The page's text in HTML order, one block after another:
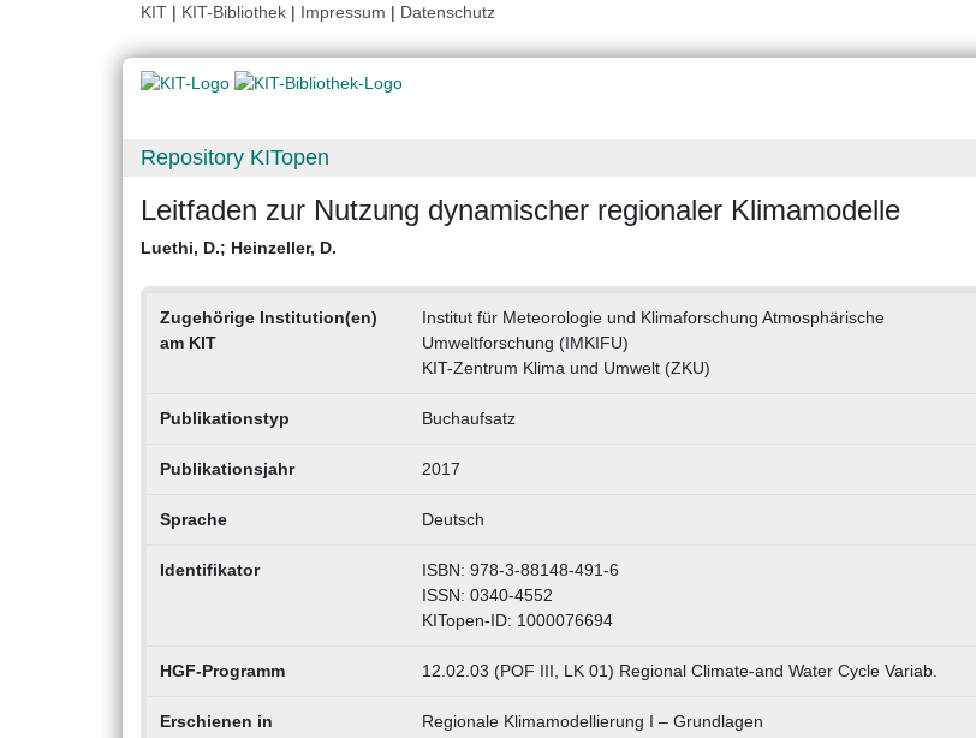
KIT | KIT-Bibliothek | Impressum | Datenschutz
Repository KITopen
Leitfaden zur Nutzung dynamischer regionaler Klimamodelle
Luethi, D.; Heinzeller, D.
Zugehörige Institution(en)
am KIT
Institut für Meteorologie und Klimaforschung Atmosphärische
Umweltforschung (IMKIFU)
KIT-Zentrum Klima und Umwelt (ZKU)
Publikationstyp Buchaufsatz
Publikationsjahr 2017
Sprache Deutsch
Identifikator
ISBN: 978-3-88148-491-6
ISSN: 0340-4552
KITopen-ID: 1000076694
HGF-Programm 12.02.03 (POF III, LK 01) Regional Climate-and Water Cycle Variab.
Erschienen in Regionale Klimamodellierung I – Grundlagen